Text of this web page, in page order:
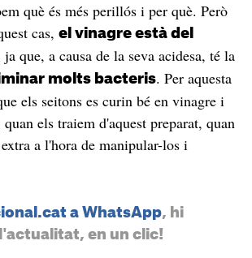
què és més perillós i per què. Però
cas, el vinagre està del
ja que, a causa de la seva acidesa, té la
molts bacteris. Per aquesta
els seitons es curin bé en vinagre i
els traiem d'aquest preparat, quan
a l'hora de manipular-los i
a WhatsApp, hi
en un clic!